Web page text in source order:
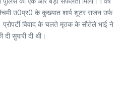
उ0प्र0 के कुख्यात शार्प शूटर राजन उर्फ
विवाद के चलते मृतक के सौतेले भाई ने
सुपारी दी थी।